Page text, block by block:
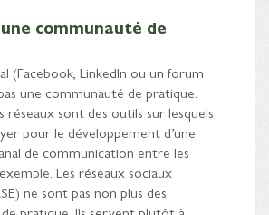
communauté de
(Facebook, LinkedIn ou un forum
une communauté de pratique.
réseaux sont des outils sur lesquels
pour le développement d’une
de communication entre les
Les réseaux sociaux
ne sont pas non plus des